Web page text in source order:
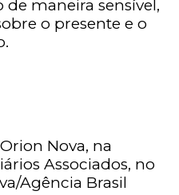
maneira sensível,
o presente e o
Nova, na
Associados, no
Agência Brasil